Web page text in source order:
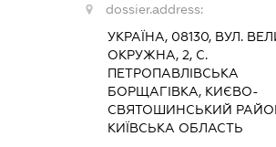
dossier.address:
УКРАЇНА, 08130, ВУЛ.
ОКРУЖНА, 2, С.
ПЕТРОПАВЛІВСЬКА
БОРЩАГІВКА, КИЄВО-
СВЯТОШИНСЬКИЙ
КИЇВСЬКА ОБЛАСТЬ